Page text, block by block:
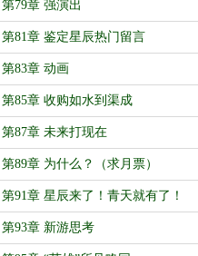
第79章 强演出
第81章 鉴定星辰热门留言
第83章 动画
第85章 收购如水到渠成
第87章 未来打现在
第89章 为什么？（求月票）
第91章 星辰来了！青天就有了！
（求月票）
第93章 新游思考